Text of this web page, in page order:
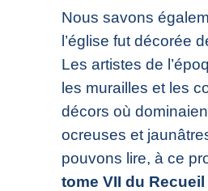
Nous savons
l’église fut décorée
Les artistes de
les murailles et les
décors où
ocreuses et
pouvons lire, à ce
tome VII du